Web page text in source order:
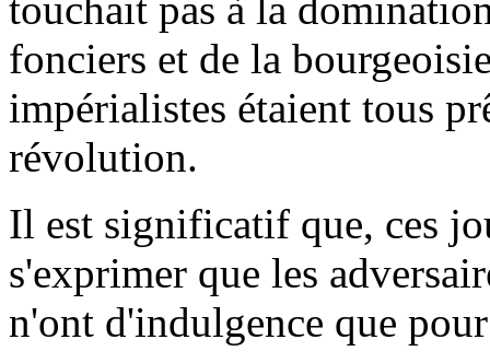
fonciers et de la
impérialistes étaient tous
révolution.
Il est significatif que, ces
s'exprimer que les
n'ont d'indulgence que